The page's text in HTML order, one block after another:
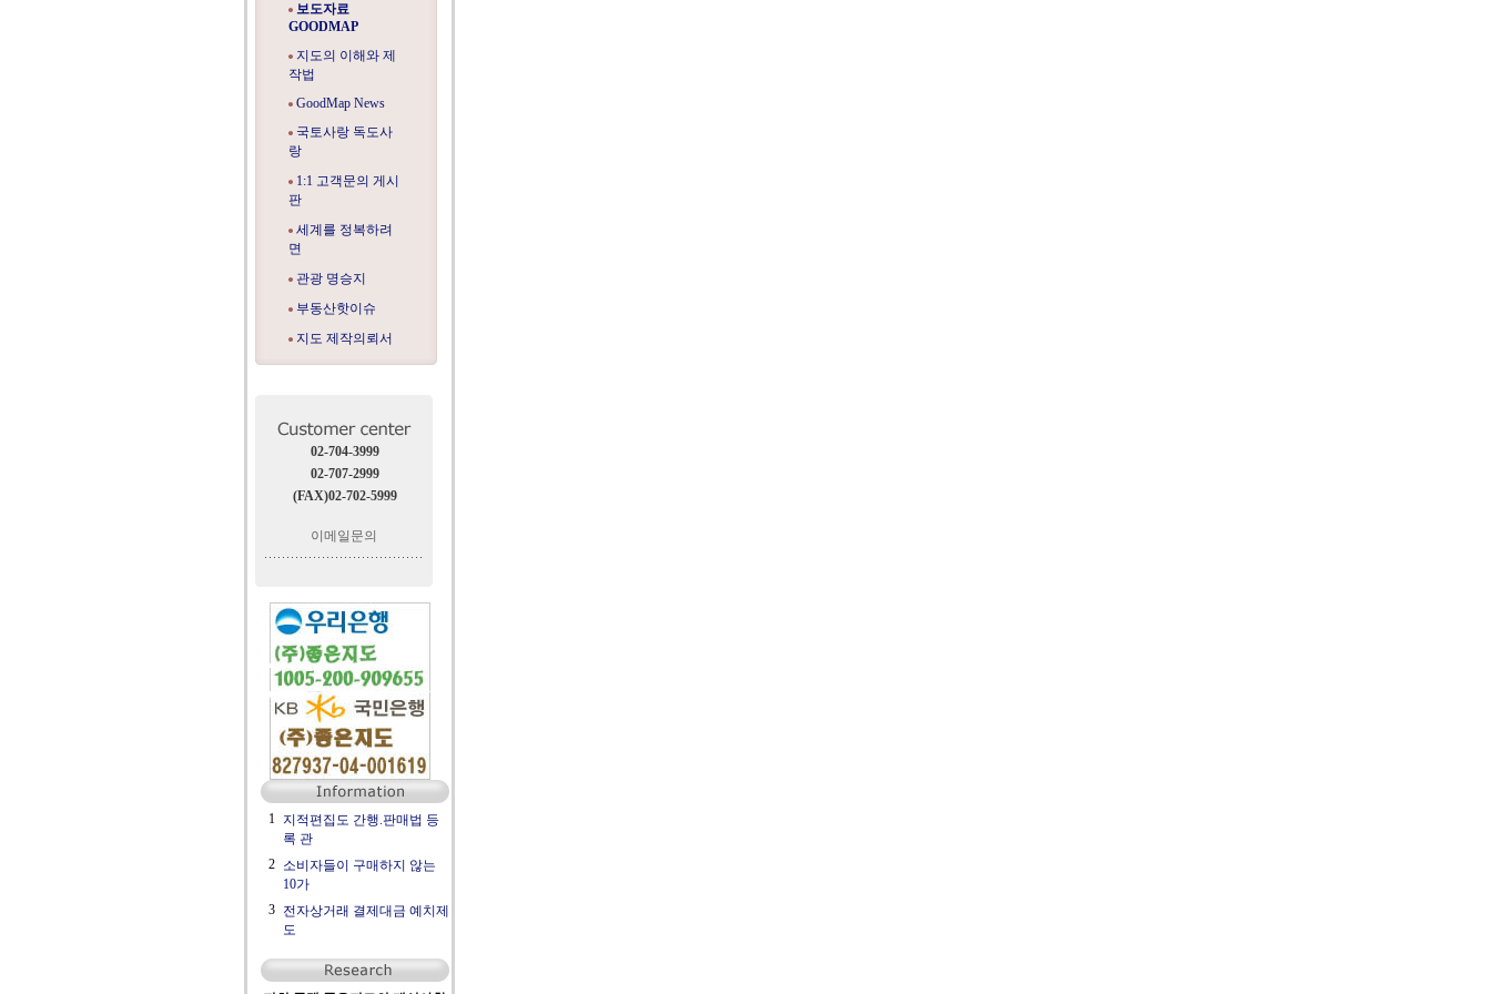
보도자료
GOODMAP
지도의 이해와 제
작법
GoodMap News
국토사랑 독도사
랑
1:1 고객문의 게시
판
세계를 정복하려
면
관광 명승지
부동산핫이슈
지도 제작의뢰서
02-704-3999
02-707-2999
(FAX)02-702-5999
이메일문의
1
지적편집도 간행.판매법 등
록 관
2
소비자들이 구매하지 않는
10가
3
전자상거래 결제대금 예치제
도